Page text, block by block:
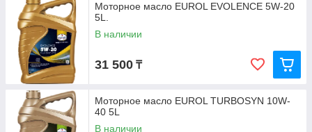
Моторное масло EUROL EVOLENCE 5W-20
5L.
В наличии
31 500 ₸
Моторное масло EUROL TURBOSYN 10W-
40 5L
В наличии